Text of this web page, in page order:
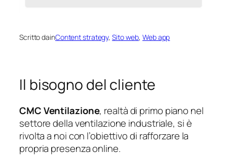
Scritto dainContent strategy, Sito web, Web app
Il bisogno del cliente
CMC Ventilazione, realtà di primo piano nel
settore della ventilazione industriale, si è
rivolta a noi con l’obiettivo di rafforzare la
propria presenza online.